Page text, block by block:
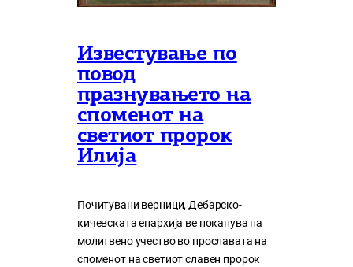
Известување по
повод
празнувањето на
споменот на
светиот пророк
Илија
Почитувани верници, Дебарско-
кичевската епархија ве поканува на
молитвено учество во прославата на
споменот на светиот славен пророк